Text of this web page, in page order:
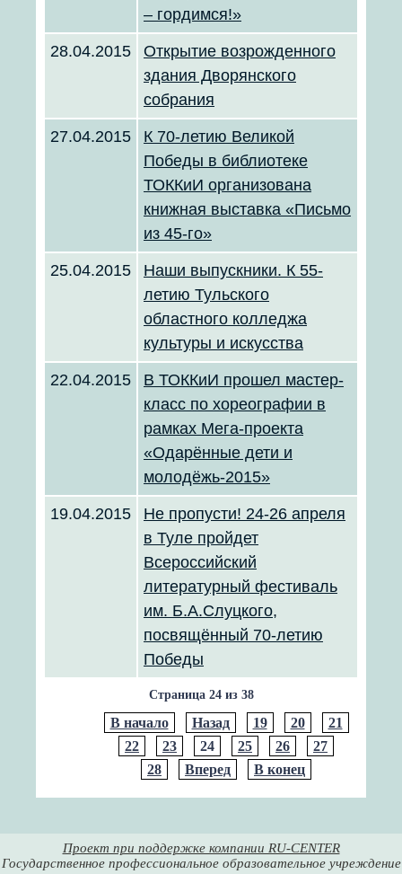
– гордимся!»
28.04.2015
Открытие возрожденного
здания Дворянского
собрания
27.04.2015
К 70-летию Великой
Победы в библиотеке
ТОККиИ организована
книжная выставка «Письмо
из 45-го»
25.04.2015
Наши выпускники. К 55-
летию Тульского
областного колледжа
культуры и искусства
22.04.2015
В ТОККиИ прошел мастер-
класс по хореографии в
рамках Мега-проекта
«Одарённые дети и
молодёжь-2015»
19.04.2015
Не пропусти! 24-26 апреля
в Туле пройдет
Всероссийский
литературный фестиваль
им. Б.А.Слуцкого,
посвящённый 70-летию
Победы
Страница 24 из 38
В начало Назад 19 20
21
22
23 24 25 26
27
28
Вперед В конец
Проект при поддержке компании RU-CENTER
Государственное профессиональное образовательное учреждение